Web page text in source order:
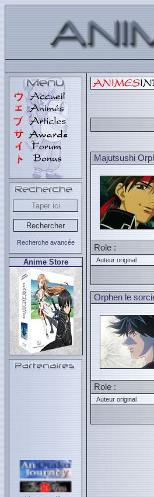
Recherche avancée
Anime Store
Majutsushi
Role :
Auteur original
Orphen le
Role :
Auteur original